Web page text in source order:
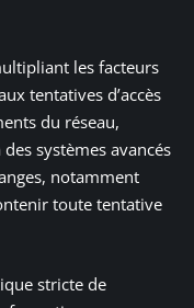
les facteurs
tentatives d’accès
du réseau,
systèmes avancés
notamment
toute tentative
stricte de